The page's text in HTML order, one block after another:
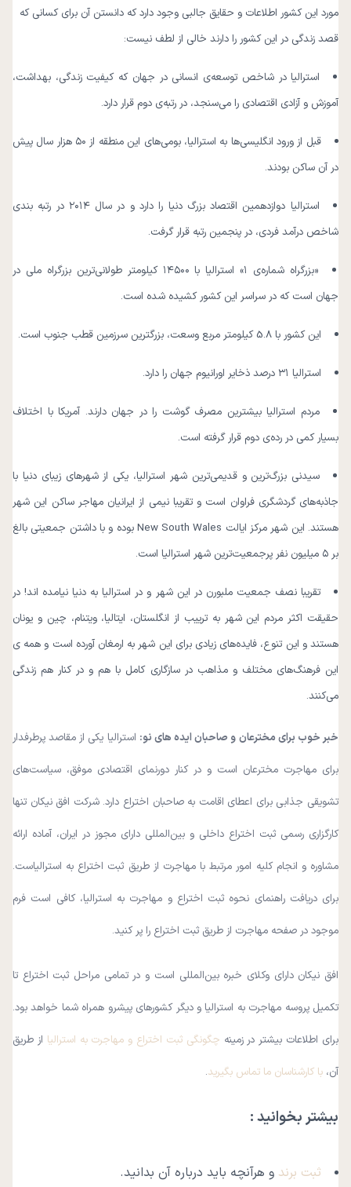
مورد این کشور اطلاعات و حقایق جالبی وجود دارد که دانستن آن برای کسانی که
قصد زندگی در این کشور را دارند خالی از لطف نیست:
استرالیا در شاخص توسعه‌ی انسانی در جهان که کیفیت زندگی، بهداشت،
آموزش و آزادی اقتصادی را می‌سنجد، در رتبه‌ی دوم قرار دارد.
قبل از ورود انگلیسی‌ها به استرالیا، بومی‌های این منطقه از ۵۰ هزار سال پیش
در آن ساکن بودند.
استرالیا دوازدهمین اقتصاد بزرگ دنیا را دارد و در سال ۲۰۱۴ در رتبه بندی
شاخص درآمد فردی، در پنجمین رتبه قرار گرفت.
«بزرگراه شماره‌ی ۱» استرالیا با ۱۴۵۰۰ کیلومتر طولانی‌ترین بزرگراه ملی در
جهان است که در سراسر این کشور کشیده شده است.
این کشور با 5.8 کیلومتر مربع وسعت، بزرگترین سرزمین قطب جنوب است.
استرالیا ۳۱ درصد ذخایر اورانیوم جهان را دارد.
مردم استرالیا بیشترین مصرف گوشت را در جهان دارند. آمریکا با اختلاف
بسیار کمی در رده‌ی دوم قرار گرفته است.
سیدنی بزرگ‌ترین و قدیمی‌ترین شهر استرالیا، یکی از شهرهای زیبای دنیا با
جاذبه‌های گردشگری فراوان است و تقریبا نیمی از ایرانیان مهاجر ساکن این شهر
هستند. این شهر مرکز ایالت New South Wales بوده و با داشتن جمعیتی بالغ
بر ۵ میلیون نفر پرجمعیت‌ترین شهر استرالیا است.
تقریبا نصف جمعیت ملبورن در این شهر و در استرالیا به دنیا نیامده اند! در
حقیقت اکثر مردم این شهر به ترییب از انگلستان، ایتالیا، ویتنام، چین و یونان
هستند و این تنوع، فایده‌های زیادی برای این شهر به ارمغان آورده است و همه ی
این فرهنگ‌های مختلف و مذاهب در سازگاری کامل با هم و در کنار هم زندگی
می‌کنند.
خبر خوب برای مخترعان و صاحبان ایده های نو: استرالیا یکی از مقاصد پرطرفدار
برای مهاجرت مخترعان است و در کنار دورنمای اقتصادی موفق، سیاست‌های
تشویقی جذابی برای اعطای اقامت به صاحبان اختراع دارد. شرکت افق نیکان تنها
کارگزاری رسمی ثبت اختراع داخلی و بین‌المللی دارای مجوز در ایران، آماده ارائه
مشاوره و انجام کلیه امور مرتبط با مهاجرت از طریق ثبت اختراع به استرالیاست.
برای دریافت راهنمای نحوه ثبت اختراع و مهاجرت به استرالیا، کافی است فرم
موجود در صفحه مهاجرت از طریق ثبت اختراع را پر کنید.
افق نیکان دارای وکلای خبره بین‌المللی است و در تمامی مراحل ثبت اختراع تا
تکمیل پروسه مهاجرت به استرالیا و دیگر کشورهای پیشرو همراه شما خواهد بود.
برای اطلاعات بیشتر در زمینه چگونگی ثبت اختراع و مهاجرت به استرالیا از طریق
آن، با کارشناسان ما تماس بگیرید.
بیشتر بخوانید :
ثبت برند و هرآنچه باید درباره آن بدانید.